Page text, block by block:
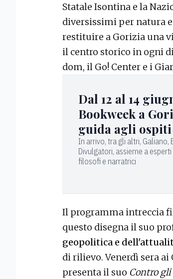
Statale Isontina e la
diversissimi per natura
restituire a Gorizia una
il centro storico in ogni
dom, il Go! Center e i
Dal 12 al 14
Bookweek a
guida agli ospiti
In arrivo, tra gli altri, Galiano,
Divulgatori, assieme a
filosofi e narratrici
Il programma intreccia
questo disegna il suo
geopolitica e
di rilievo. Venerdì sera
presenta il suo Contro